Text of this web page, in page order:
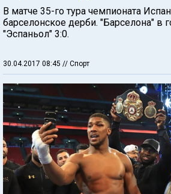
В матче 35-го тура чемпионата
барселонское дерби. "Барселона" в
"Эспаньол" 3:0.
30.04.2017 08:45 // Спорт